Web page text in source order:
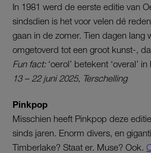
In 1981 werd de eerste editie van
sindsdien is het voor velen dé
gaan in de zomer. Tien dagen lang
omgetoverd tot een groot kunst-,
Fun fact: ‘oerol’ betekent ‘overal’
13 – 22 juni 2025, Terschelling
Pinkpop
Misschien heeft Pinkpop deze
sinds jaren. Enorm divers, en
Timberlake? Staat er. Muse? Ook.